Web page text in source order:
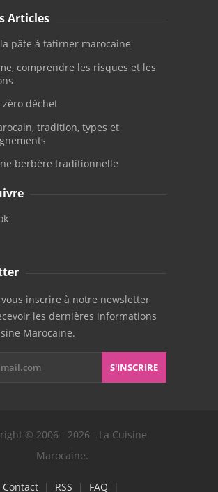
Articles
pâte à tatirner marocaine
comprendre les risques et les
zéro déchet
tradition, types et
berbère traditionnelle
inscrire à notre newsletter
les dernières informations
Marocaine.
S'INSCRIRE
© 2006 - 2026 - La Cuisine
Marocaine.
Contact| RSS | FAQ |